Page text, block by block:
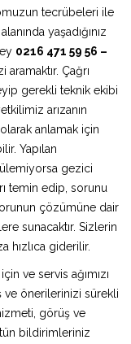
tecrübeleri ile
yaşadığınız
0216 471 59 56 –
Çağrı
gerekli teknik ekibi
arızanın
anlamak için
Yapılan
gezici
temin edip, sorunu
çözümüne dair
sunacaktır. Sizlerin
hızlıca giderilir.
ve servis ağımızı
ve önerilerinizi sürekli
görüş ve
bildirimleriniz